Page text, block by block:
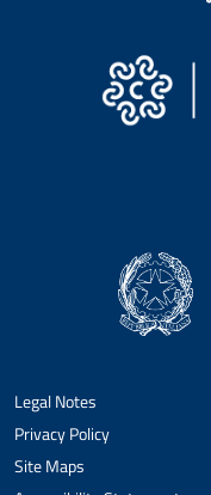
Legal Notes
Privacy Policy
Site Maps